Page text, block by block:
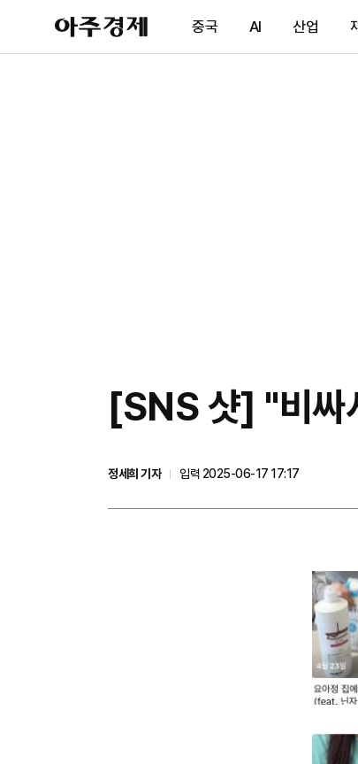
아
주
제
중국 AI 산업
[SNS 샷] "비싸
정세희 기자
입력 2025-06-17 17:17